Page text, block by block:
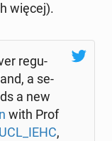
więcej).
re­gu­
a se­
a new
with Prof
,